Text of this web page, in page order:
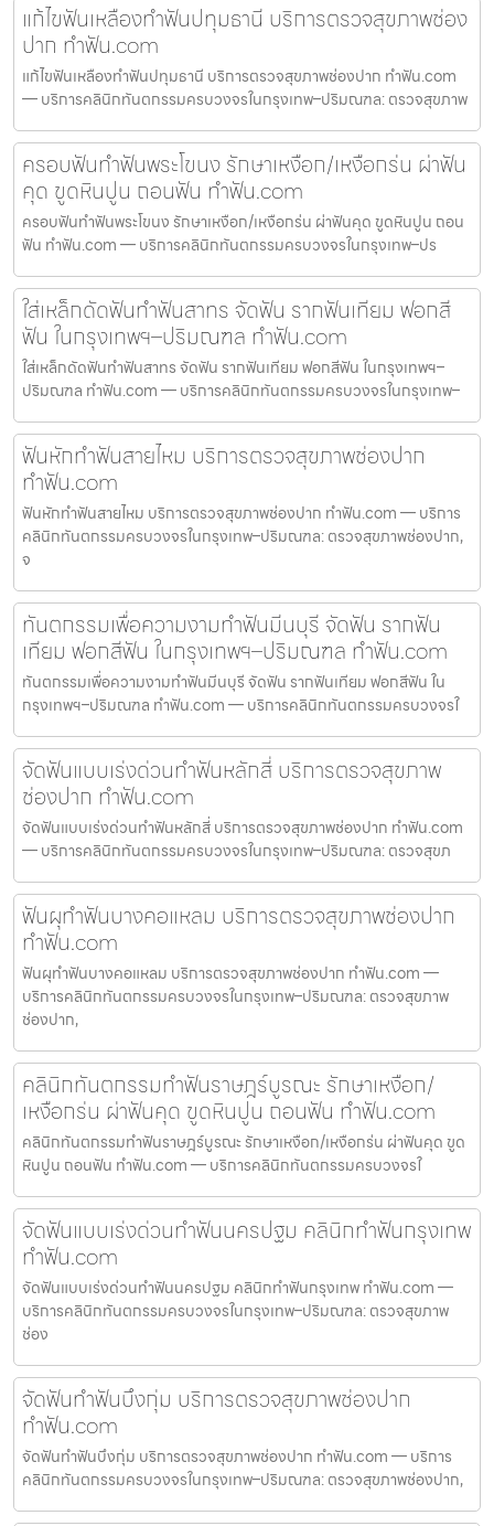
แก้ไขฟันเหลืองทำฟันปทุมธานี บริการตรวจสุขภาพช่อง
ปาก ทำฟัน.com
แก้ไขฟันเหลืองทำฟันปทุมธานี บริการตรวจสุขภาพช่องปาก ทำฟัน.com
— บริการคลินิกทันตกรรมครบวงจรในกรุงเทพ–ปริมณฑล: ตรวจสุขภาพ
ครอบฟันทำฟันพระโขนง รักษาเหงือก/เหงือกร่น ผ่าฟัน
คุด ขูดหินปูน ถอนฟัน ทำฟัน.com
ครอบฟันทำฟันพระโขนง รักษาเหงือก/เหงือกร่น ผ่าฟันคุด ขูดหินปูน ถอน
ฟัน ทำฟัน.com — บริการคลินิกทันตกรรมครบวงจรในกรุงเทพ–ปร
ใส่เหล็กดัดฟันทำฟันสาทร จัดฟัน รากฟันเทียม ฟอกสี
ฟัน ในกรุงเทพฯ–ปริมณฑล ทำฟัน.com
ใส่เหล็กดัดฟันทำฟันสาทร จัดฟัน รากฟันเทียม ฟอกสีฟัน ในกรุงเทพฯ–
ปริมณฑล ทำฟัน.com — บริการคลินิกทันตกรรมครบวงจรในกรุงเทพ–
ฟันหักทำฟันสายไหม บริการตรวจสุขภาพช่องปาก
ทำฟัน.com
ฟันหักทำฟันสายไหม บริการตรวจสุขภาพช่องปาก ทำฟัน.com — บริการ
คลินิกทันตกรรมครบวงจรในกรุงเทพ–ปริมณฑล: ตรวจสุขภาพช่องปาก,
จ
ทันตกรรมเพื่อความงามทำฟันมีนบุรี จัดฟัน รากฟัน
เทียม ฟอกสีฟัน ในกรุงเทพฯ–ปริมณฑล ทำฟัน.com
ทันตกรรมเพื่อความงามทำฟันมีนบุรี จัดฟัน รากฟันเทียม ฟอกสีฟัน ใน
กรุงเทพฯ–ปริมณฑล ทำฟัน.com — บริการคลินิกทันตกรรมครบวงจรใ
จัดฟันแบบเร่งด่วนทำฟันหลักสี่ บริการตรวจสุขภาพ
ช่องปาก ทำฟัน.com
จัดฟันแบบเร่งด่วนทำฟันหลักสี่ บริการตรวจสุขภาพช่องปาก ทำฟัน.com
— บริการคลินิกทันตกรรมครบวงจรในกรุงเทพ–ปริมณฑล: ตรวจสุขภ
ฟันผุทำฟันบางคอแหลม บริการตรวจสุขภาพช่องปาก
ทำฟัน.com
ฟันผุทำฟันบางคอแหลม บริการตรวจสุขภาพช่องปาก ทำฟัน.com —
บริการคลินิกทันตกรรมครบวงจรในกรุงเทพ–ปริมณฑล: ตรวจสุขภาพ
ช่องปาก,
คลินิกทันตกรรมทำฟันราษฎร์บูรณะ รักษาเหงือก/
เหงือกร่น ผ่าฟันคุด ขูดหินปูน ถอนฟัน ทำฟัน.com
คลินิกทันตกรรมทำฟันราษฎร์บูรณะ รักษาเหงือก/เหงือกร่น ผ่าฟันคุด ขูด
หินปูน ถอนฟัน ทำฟัน.com — บริการคลินิกทันตกรรมครบวงจรใ
จัดฟันแบบเร่งด่วนทำฟันนครปฐม คลินิกทำฟันกรุงเทพ
ทำฟัน.com
จัดฟันแบบเร่งด่วนทำฟันนครปฐม คลินิกทำฟันกรุงเทพ ทำฟัน.com —
บริการคลินิกทันตกรรมครบวงจรในกรุงเทพ–ปริมณฑล: ตรวจสุขภาพ
ช่อง
จัดฟันทำฟันบึงกุ่ม บริการตรวจสุขภาพช่องปาก
ทำฟัน.com
จัดฟันทำฟันบึงกุ่ม บริการตรวจสุขภาพช่องปาก ทำฟัน.com — บริการ
คลินิกทันตกรรมครบวงจรในกรุงเทพ–ปริมณฑล: ตรวจสุขภาพช่องปาก,